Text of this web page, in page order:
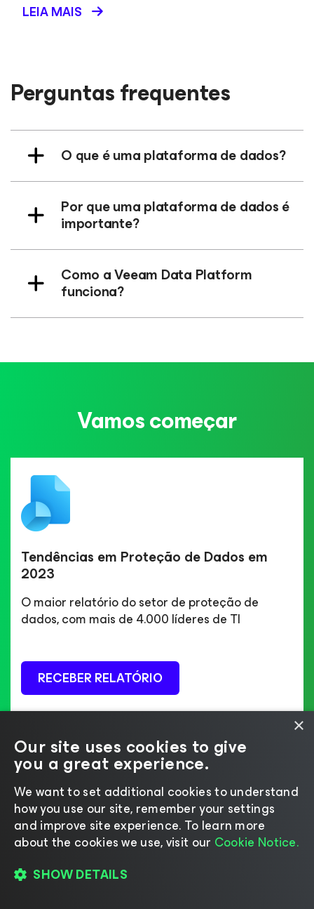
LEIA MAIS
Perguntas frequentes
O que é uma plataforma de dados?
Por que uma plataforma de dados é
importante?
Como a Veeam Data Platform
funciona?
Vamos começar
Tendências em Proteção de Dados em
2023
O maior relatório do setor de proteção de
dados, com mais de 4.000 líderes de TI
RECEBER RELATÓRIO
Assista a uma demonstração
dados contra qualquer ameaça com a Veeam
×
Our site uses cookies to give
you a great experience.
We want to set additional cookies to understand
how you use our site, remember your settings
and improve site experience. ​To learn more
about the cookies we use, visit our Cookie Notice.
SHOW DETAILS